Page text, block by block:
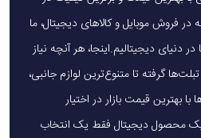
با 28 سال تجربه در فروش موبایل و کالاهای دیجیتال، ما
دنیای دیجیتالیم.اینجا، هر آنچه نیاز
گرفته تا متنوع‌ترین لوازم جانبی،
بهترین قیمت بازار در اختیار
محصول دیجیتال فقط یک انتخاب